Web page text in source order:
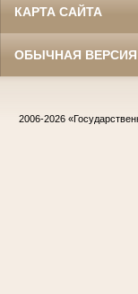
КАРТА САЙТА
ОБЫЧНАЯ ВЕРСИЯ
2006-2026